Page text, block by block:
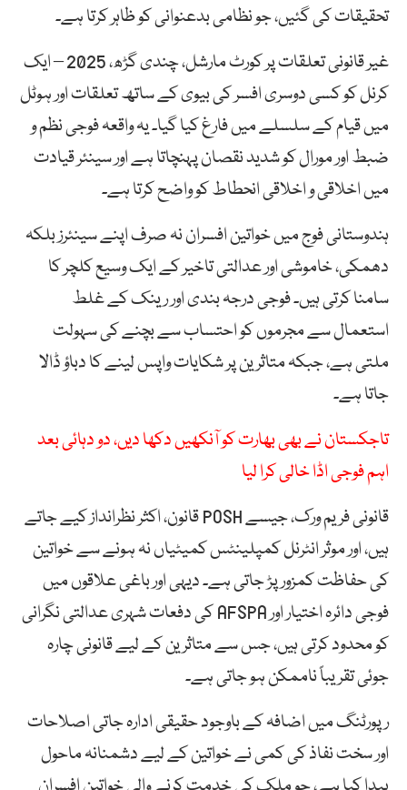
تحقیقات کی گئیں، جو نظامی بدعنوانی کو ظاہر کرتا ہے۔
غیر قانونی تعلقات پر کورٹ مارشل، چندی گڑھ، 2025 – ایک
کرنل کو کسی دوسری افسر کی بیوی کے ساتھ تعلقات اور ہوٹل
میں قیام کے سلسلے میں فارغ کیا گیا۔ یہ واقعہ فوجی نظم و
ضبط اور مورال کو شدید نقصان پہنچاتا ہے اور سینئر قیادت
میں اخلاقی و اخلاقی انحطاط کو واضح کرتا ہے۔
ہندوستانی فوج میں خواتین افسران نہ صرف اپنے سینئرز بلکہ
دھمکی، خاموشی اور عدالتی تاخیر کے ایک وسیع کلچر کا
سامنا کرتی ہیں۔ فوجی درجہ بندی اور رینک کے غلط
استعمال سے مجرموں کو احتساب سے بچنے کی سہولت
ملتی ہے، جبکہ متاثرین پر شکایات واپس لینے کا دباؤ ڈالا
جاتا ہے۔
تاجکستان نے بھی بھارت کو آنکھیں دکھا دیں، دو دہائی بعد
اہم فوجی اڈا خالی کرا لیا
قانونی فریم ورک، جیسے POSH قانون، اکثر نظرانداز کیے جاتے
ہیں، اور موثر انٹرنل کمپلینٹس کمیٹیاں نہ ہونے سے خواتین
کی حفاظت کمزور پڑ جاتی ہے۔ دیہی اور باغی علاقوں میں
فوجی دائرہ اختیار اور AFSPA کی دفعات شہری عدالتی نگرانی
کو محدود کرتی ہیں، جس سے متاثرین کے لیے قانونی چارہ
جوئی تقریباً ناممکن ہو جاتی ہے۔
رپورٹنگ میں اضافہ کے باوجود حقیقی ادارہ جاتی اصلاحات
اور سخت نفاذ کی کمی نے خواتین کے لیے دشمنانہ ماحول